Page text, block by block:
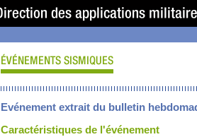
Evénement extrait du bulletin
Caractéristiques de l'événement